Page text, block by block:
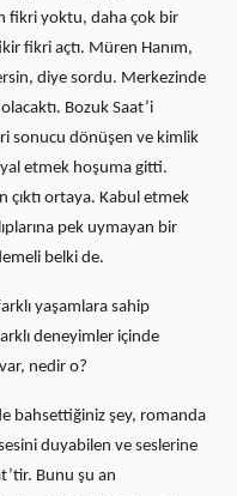
fikri yoktu, daha çok bir
fikri açtı. Müren Hanım,
diye sordu. Merkezinde
Bozuk Saat’i
sonucu dönüşen ve kimlik
etmek hoşuma gitti.
çıktı ortaya. Kabul etmek
pek uymayan bir
belki de.
yaşamlara sahip
deneyimler içinde
nedir o?
bahsettiğiniz şey, romanda
duyabilen ve seslerine
Bunu şu an